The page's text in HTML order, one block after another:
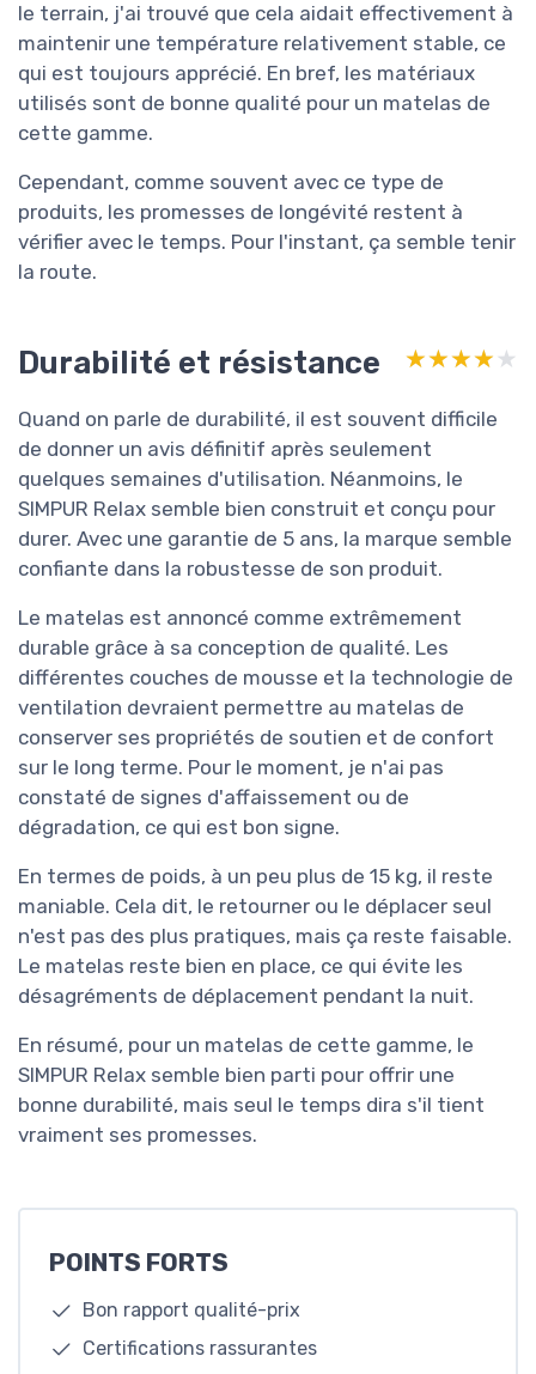
le terrain, j'ai trouvé que cela aidait effectivement à
maintenir une température relativement stable, ce
qui est toujours apprécié. En bref, les matériaux
utilisés sont de bonne qualité pour un matelas de
cette gamme.
Cependant, comme souvent avec ce type de
produits, les promesses de longévité restent à
vérifier avec le temps. Pour l'instant, ça semble tenir
la route.
Durabilité et résistance ★★★★★
★★★★★
Quand on parle de durabilité, il est souvent difficile
de donner un avis définitif après seulement
quelques semaines d'utilisation. Néanmoins, le
SIMPUR Relax semble bien construit et conçu pour
durer. Avec une garantie de 5 ans, la marque semble
confiante dans la robustesse de son produit.
Le matelas est annoncé comme extrêmement
durable grâce à sa conception de qualité. Les
différentes couches de mousse et la technologie de
ventilation devraient permettre au matelas de
conserver ses propriétés de soutien et de confort
sur le long terme. Pour le moment, je n'ai pas
constaté de signes d'affaissement ou de
dégradation, ce qui est bon signe.
En termes de poids, à un peu plus de 15 kg, il reste
maniable. Cela dit, le retourner ou le déplacer seul
n'est pas des plus pratiques, mais ça reste faisable.
Le matelas reste bien en place, ce qui évite les
désagréments de déplacement pendant la nuit.
En résumé, pour un matelas de cette gamme, le
SIMPUR Relax semble bien parti pour offrir une
bonne durabilité, mais seul le temps dira s'il tient
vraiment ses promesses.
POINTS FORTS
Bon rapport qualité-prix
Certifications rassurantes